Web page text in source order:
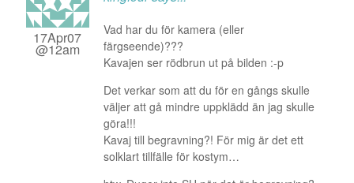
17Apr07
@12am
Vad har du för kamera (eller
färgseende)???
Kavajen ser rödbrun ut på bilden :-p
Det verkar som att du för en gångs skulle
väljer att gå mindre uppklädd än jag skulle
göra!!!
Kavaj till begravning?! För mig är det ett
solklart tillfälle för kostym…